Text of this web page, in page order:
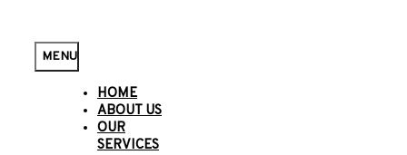
MENU
HOME
ABOUT US
OUR
SERVICES